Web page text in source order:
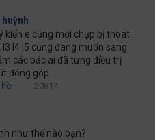
huỳnh
kiến e cũng mới chụp bị thoát
l3 l4 l5 cũng đang muốn sang
các bác ai đã từng điều trị
đóng góp
20814
như thế nào bạn?